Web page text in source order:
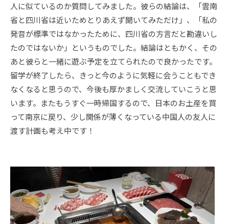
人に似ているのか質問してみました。彼らの結論は、「雲南
省と四川省は近いためとりあえず聞いてみただけ」、「私の
発音が標準ではなかったために、四川省の方言だと勘違いし
たのではないか」というものでした。結論はともかく、その
あと彼らと一緒に遊ぶ予定を立てられたので良かったです。
留学が終了したら、きっと今のように気軽に会うこともでき
なくなると思うので、今後も厚かましく交流していこうと思
います。またもうすぐ一時帰国するので、日本のお土産を買
って南京に戻り、少し関係が薄くなっている中国人の友人に
渡す計画も考え中です！